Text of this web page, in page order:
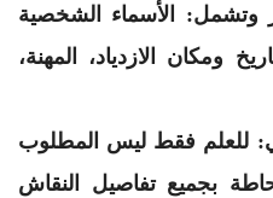
وتشمل: الأسماء الشخصية
ومكان الازدياد، المهنة،
للعلم فقط ليس المطلوب
بجميع تفاصيل النقاش